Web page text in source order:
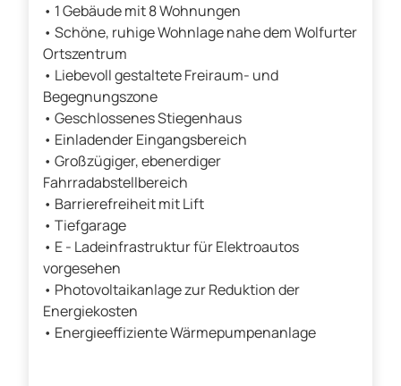
• 1 Gebäude mit 8 Wohnungen
• Schöne, ruhige Wohnlage nahe dem Wolfurter
Ortszentrum
• Liebevoll gestaltete Freiraum- und
Begegnungszone
• Geschlossenes Stiegenhaus
• Einladender Eingangsbereich
• Großzügiger, ebenerdiger
Fahrradabstellbereich
• Barrierefreiheit mit Lift
• Tiefgarage
• E - Ladeinfrastruktur für Elektroautos
vorgesehen
• Photovoltaikanlage zur Reduktion der
Energiekosten
• Energieeffiziente Wärmepumpenanlage